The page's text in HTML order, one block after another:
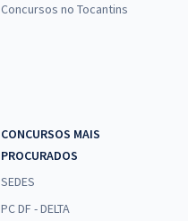
Concursos no Tocantins
CONCURSOS MAIS
PROCURADOS
SEDES
PC DF - DELTA